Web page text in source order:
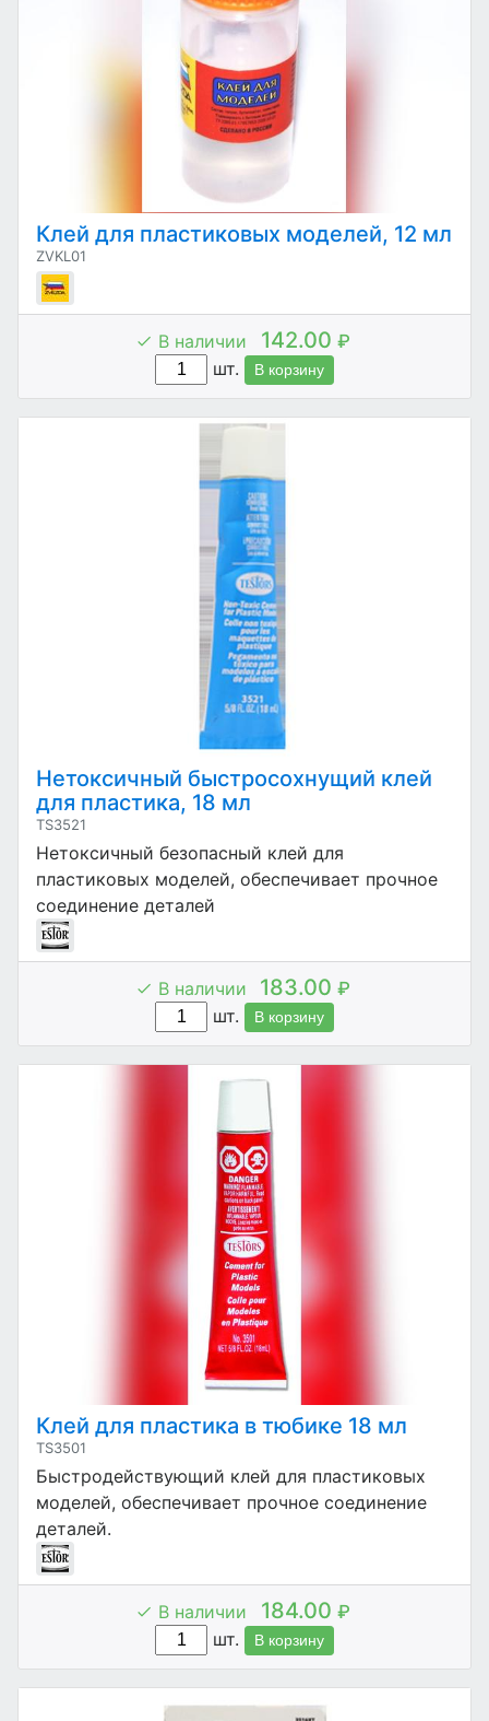
Клей для пластиковых моделей, 12 мл
ZVKL01
В наличии 142.00 ₽
шт.
В корзину
Нетоксичный быстросохнущий клей
для пластика, 18 мл
TS3521
Нетоксичный безопасный клей для
пластиковых моделей, обеспечивает прочное
соединение деталей
В наличии 183.00 ₽
шт.
В корзину
Клей для пластика в тюбике 18 мл
TS3501
Быстродействующий клей для пластиковых
моделей, обеспечивает прочное соединение
деталей.
В наличии 184.00 ₽
шт.
В корзину